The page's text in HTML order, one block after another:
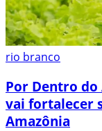
rio branco
Por Dentro do
vai fortalecer
Amazônia